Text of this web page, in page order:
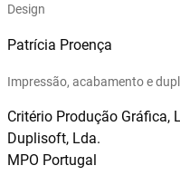
Design
Patrícia Proença
Impressão, acabamento e
Critério Produção Gráfica,
Duplisoft, Lda.
MPO Portugal